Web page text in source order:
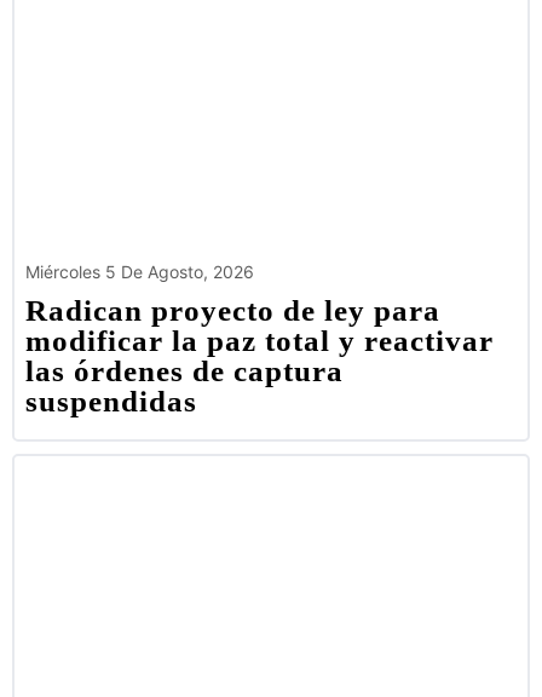
Miércoles 5 De Agosto, 2026
Radican proyecto de ley para
modificar la paz total y reactivar
las órdenes de captura
suspendidas